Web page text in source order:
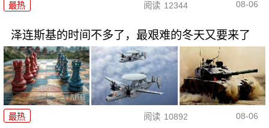
最热 阅读 12344 08-06
泽连斯基的时间不多了，最艰难的冬天又要来了
最热 阅读 10892 08-06